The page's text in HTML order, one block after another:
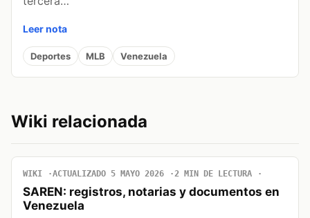
Leer nota
Deportes MLB Venezuela
Wiki relacionada
WIKI ACTUALIZADO 5 MAYO 2026 2 MIN DE LECTURA
SAREN: registros, notarias y documentos en
Venezuela